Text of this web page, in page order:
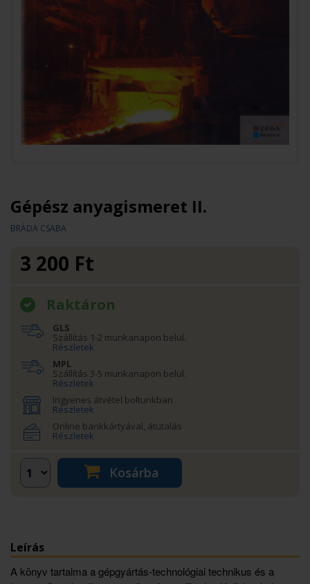
Gépész anyagismeret II.
BRÁDA CSABA
3 200 Ft
Raktáron
GLS
Szállítás 1-2 munkanapon belül.
Részletek
MPL
Szállítás 3-5 munkanapon belül.
Részletek
Ingyenes átvétel boltunkban
Részletek
Online bankkártyával, átutalás
Részletek
Kosárba
Leírás
A könyv tartalma a gépgyártás-technológiai technikus és a